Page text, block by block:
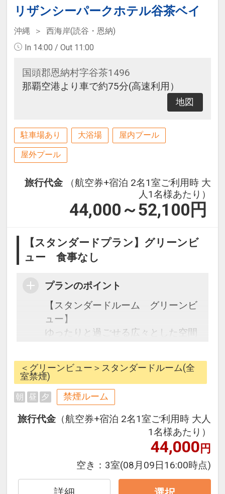
リザンシーパークホテル谷茶ベイ
沖縄
西海岸(読谷・恩納)
In 14:00 / Out 11:00
国頭郡恩納村字谷茶1496
那覇空港より車で約75分(高速利用）
地図
駐車場あり 大浴場 屋内プール
屋外プール
旅行代金
（航空券+宿泊 2名1室ご利用時 大
人1名様あたり）
44,000～52,100 円
【スタンダードプラン】グリーンビ
ュー 食事なし
プランのポイント
【スタンダードルーム グリーンビ
ュー】
ゆったりと過ごせる広々とした空間
※幼児（３歳～５歳）のお子様を対
象に幼児施設使用料を設定し、朝
食・昼食・夕食（おとなの方のお食
事バイキングと同席に限る）やお子
様用スリッパをご用意しておりま
■幼児３歳～５歳（未就学児）幼児
施設使用料※おひとり/１泊あたり/
￥2,200円（税込） 全宿泊日 ※
＜グリーンビュー＞スタンダードルーム(全
室禁煙)
朝 昼 夕 禁煙ルーム
旅行代金 （航空券+宿泊 2名1室ご利用時 大人
1名様あたり）
44,000円
空き： 3室(08月09日16:00時点)